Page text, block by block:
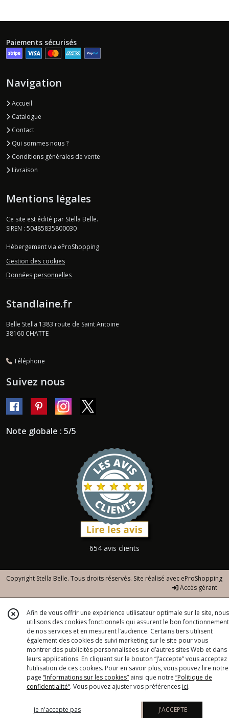
Paiements sécurisés
Navigation
Accueil
Catalogue
Contact
Qui sommes nous ?
Conditions générales de vente
Livraison
Mentions légales
Ce site est édité par Stella Belle.
SIREN : 50485835800030
Hébergement via eProShopping
Gestion des cookies
Données personnelles
Standlaine.fr
Belle Stella 1383 route de Saint Antoine
38160 CHATTE
Téléphone
Suivez nous
Note globale : 5/5
654 avis clients
Copyright Stella Belle. Tous droits réservés. Site réalisé avec eProShopping
Accès gérant
Afin de vous offrir une expérience utilisateur optimale sur le site, nous
utilisons des cookies fonctionnels qui assurent le bon fonctionnement
de nos services et en mesurent l’audience. Certains tiers utilisent
également des cookies de suivi marketing sur le site pour vous
montrer des publicités personnalisées sur d’autres sites Web et dans
leurs applications. En cliquant sur le bouton “J’accepte” vous acceptez
l’utilisation de ces cookies. Pour en savoir plus, vous pouvez lire notre
page “Informations sur les cookies” ainsi que notre “Politique de
confidentialité“. Vous pouvez ajuster vos préférences ici.
je n'accepte pas J'ACCEPTE